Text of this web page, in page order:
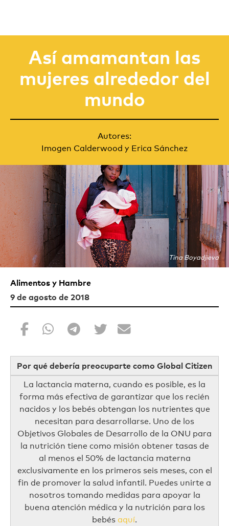
Así amamantan las
mujeres alrededor del
mundo
Autores:
Imogen Calderwood y Erica Sánchez
Tina Boyadjieva
Alimentos y Hambre
9 de agosto de 2018
Por qué debería preocuparte como Global Citizen
La lactancia materna, cuando es posible, es la
forma más efectiva de garantizar que los recién
nacidos y los bebés obtengan los nutrientes que
necesitan para desarrollarse. Uno de los
Objetivos Globales de Desarrollo de la ONU para
la nutrición tiene como misión obtener tasas de
al menos el 50% de lactancia materna
exclusivamente en los primeros seis meses, con el
fin de promover la salud infantil. Puedes unirte a
nosotros tomando medidas para apoyar la
buena atención médica y la nutrición para los
bebés aquí.